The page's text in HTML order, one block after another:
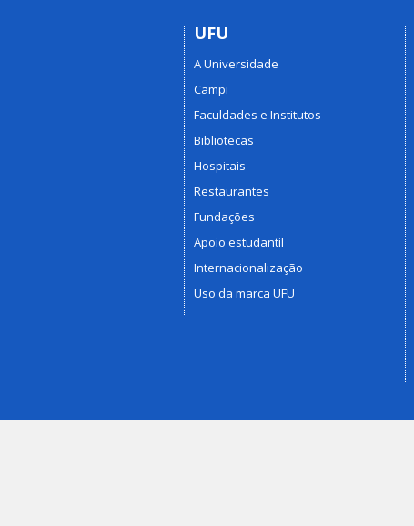
UFU
A Universidade
Campi
Faculdades e Institutos
Bibliotecas
Hospitais
Restaurantes
Fundações
Apoio estudantil
Internacionalização
Uso da marca UFU